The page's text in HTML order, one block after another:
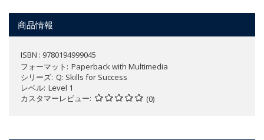
商品情報
ISBN : 9780194999045
フォーマット
Paperback with Multimedia
シリーズ Q: Skills for Success
レベル Level 1
カスタマーレビュー
(0)